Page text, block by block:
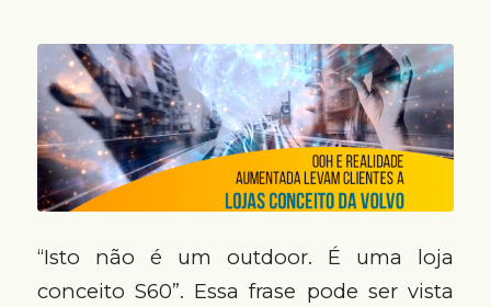
“Isto não é um outdoor. É uma loja
conceito S60”. Essa frase pode ser vista